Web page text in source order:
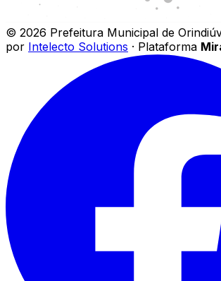
© 2026 Prefeitura Municipal de
por Intelecto Solutions · Plataforma